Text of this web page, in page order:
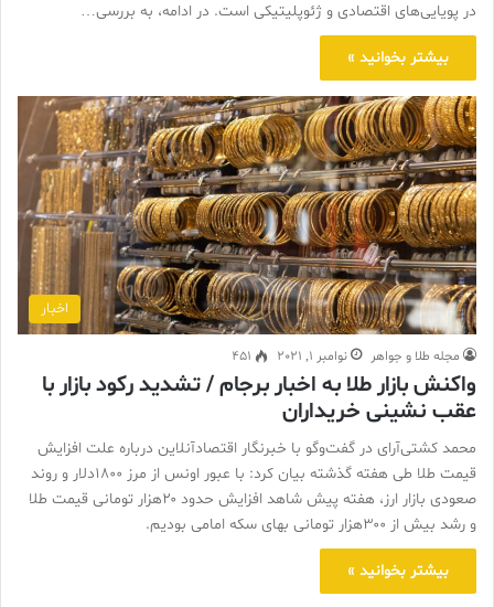
در پویایی‌های اقتصادی و ژئوپلیتیکی است. در ادامه، به بررسی…
بیشتر بخوانید »
اخبار
مجله طلا و جواهر نوامبر 1, 2021 451
واکنش بازار طلا به اخبار برجام / تشدید رکود بازار با
عقب نشینی خریداران
محمد کشتی‌آرای در گفت‌وگو با خبرنگار اقتصاد‌آنلاین درباره علت افزایش
قیمت طلا طی هفته گذشته بیان کرد: با عبور اونس از مرز ۱۸۰۰دلار و روند
صعودی بازار ارز، هفته پیش شاهد افزایش حدود ۲۰هزار تومانی قیمت طلا
و رشد بیش از ۳۰۰هزار تومانی بهای سکه امامی بودیم.
بیشتر بخوانید »